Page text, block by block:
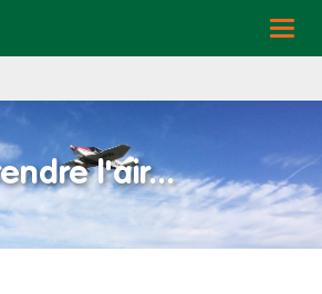
l'air...